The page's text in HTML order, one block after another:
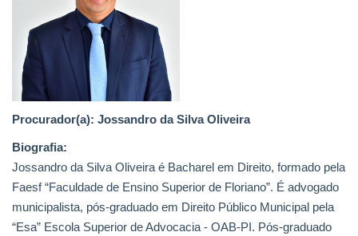
Mural de Licitações
Notícias
Vídeos
Webmail
Contato
Procurador(a): Jossandro da Silva Oliveira
Biografia:
Jossandro da Silva Oliveira é Bacharel em Direito, formado pela
Faesf “Faculdade de Ensino Superior de Floriano”. É advogado
municipalista, pós-graduado em Direito Público Municipal pela
“Esa” Escola Superior de Advocacia - OAB-PI. Pós-graduado